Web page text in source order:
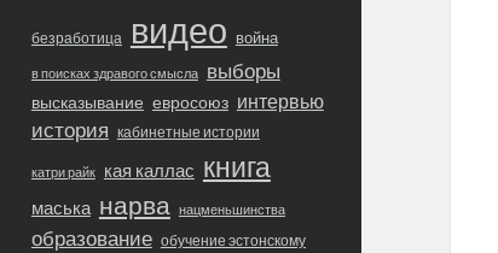
безработица видео война
в поисках здравого смысла выборы
высказывание евросоюз интервью
история кабинетные истории
катри райк кая каллас книга
маська нарва нацменьшинства
образование обучение эстонскому